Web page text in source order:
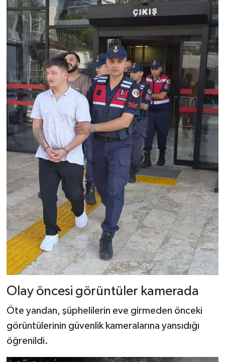
Olay öncesi görüntüler kamerada
Öte yandan, şüphelilerin eve girmeden önceki
görüntülerinin güvenlik kameralarına yansıdığı
öğrenildi.